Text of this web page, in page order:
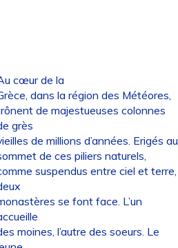
cœur de la
dans la région des Météores,
de majestueuses colonnes
grès
de millions d’années. Erigés au
de ces piliers naturels,
suspendus entre ciel et terre,
se font face. L’un
moines, l’autre des soeurs. Le